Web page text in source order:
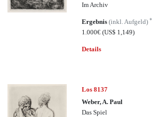
Im Archiv
Ergebnis(inkl. Aufgeld)*
1.000€(US$ 1,149)
Details
Los 8137
Weber, A. Paul
Das Spiel